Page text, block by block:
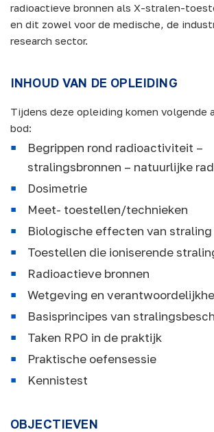
radioactieve bronnen als X-stralen-
en dit zowel voor de medische, de
research sector.
INHOUD VAN DE OPLEIDING
Tijdens deze opleiding komen volgende
bod:
Begrippen rond radioactiviteit –
stralingsbronnen – natuurlijke
Dosimetrie
Meet- toestellen/technieken
Biologische effecten van straling
Toestellen die ioniserende
Radioactieve bronnen
Wetgeving en
Basisprincipes van
Taken RPO in de praktijk
Praktische oefensessie
Kennistest
OBJECTIEVEN